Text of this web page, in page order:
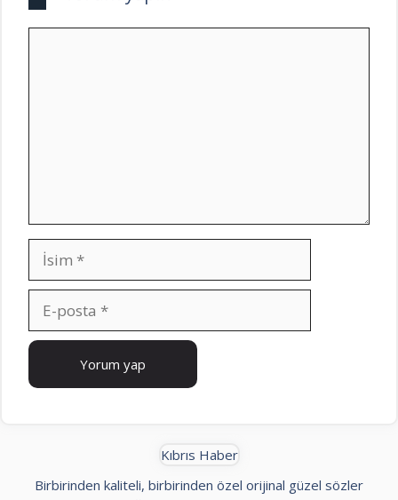
İsim
posta
İnternet
Kıbrıs Haber
Birbirinden kaliteli, birbirinden özel orijinal güzel sözler